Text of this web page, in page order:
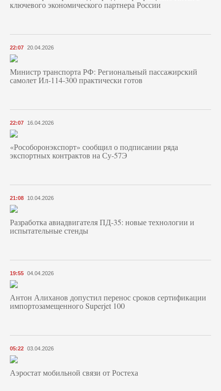
ключевого экономического партнера России
22:07 20.04.2026
Министр транспорта РФ: Региональный пассажирский
самолет Ил-114-300 практически готов
22:07 16.04.2026
«Рособоронэкспорт» сообщил о подписании ряда
экспортных контрактов на Су-57Э
21:08 10.04.2026
Разработка авиадвигателя ПД-35: новые технологии и
испытательные стенды
19:55 04.04.2026
Антон Алиханов допустил перенос сроков сертификации
импортозамещенного Superjet 100
05:22 03.04.2026
Аэростат мобильной связи от Ростеха